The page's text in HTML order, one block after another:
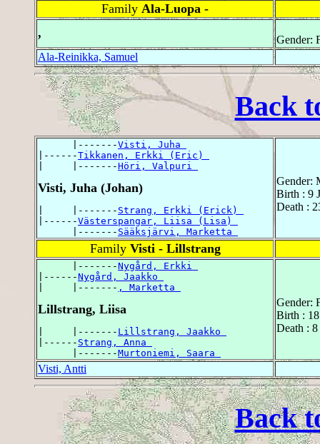
Family Ala-Luopa -
,
Gender:
Ala-Reinikka, Samuel
Back
      |-------
Visti, Juha
|------Tikkanen, Erkki (Eric)
|     |-------Höri, Valpuri
Visti, Juha (Johan)
|     |------- Strang, Erkki (Erick)
|------Västerspangar, Liisa (Lisa)
      |-------
Sääksjärvi, Marketta
Gender:
Birth : 9
Death :
Family Visti - Lillstrang
      |-------
Nygård, Erkki
|------Nygård, Jaakko
|     |------- , Marketta
Lillstrang, Liisa
|     |------- Lillstrang, Jaakko
|------ Strang, Anna
      |-------
Murtoniemi, Saara
Gender:
Birth :
Death :
Visti, Antti
Back